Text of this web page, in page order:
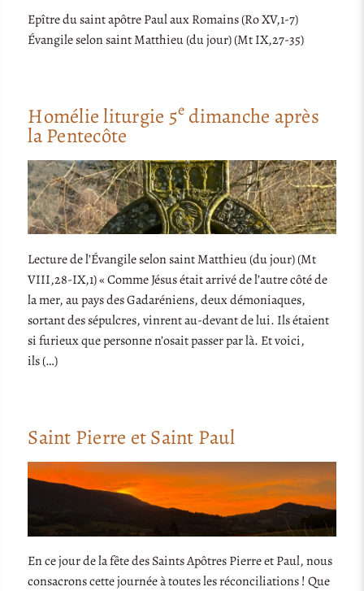
Epître du saint apôtre Paul aux Romains (Ro XV,1-7)
Évangile selon saint Matthieu (du jour) (Mt IX,27-35)
Homélie liturgie 5e dimanche après
la Pentecôte
Lecture de l’Évangile selon saint Matthieu (du jour) (Mt
VIII,28-IX,1) « Comme Jésus était arrivé de l’autre côté de
la mer, au pays des Gadaréniens, deux démoniaques,
sortant des sépulcres, vinrent au-devant de lui. Ils étaient
si furieux que personne n’osait passer par là. Et voici,
ils (…)
Saint Pierre et Saint Paul
En ce jour de la fête des Saints Apôtres Pierre et Paul, nous
consacrons cette journée à toutes les réconciliations ! Que